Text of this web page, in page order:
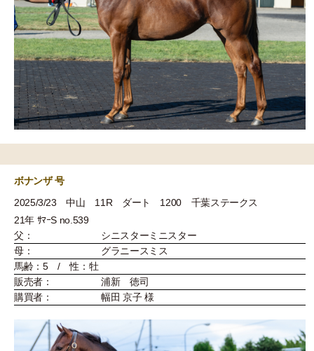
ボナンザ 号
2025/3/23 中山 11R ダート 1200 千葉ステークス
21年 ｻﾏｰS no.539
父：
シニスターミニスター
母：
グラニースミス
馬齢：5 / 性：牡
販売者：
浦新 徳司
購買者：
幅田 京子 様